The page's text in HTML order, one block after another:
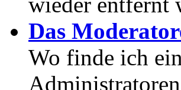
Das
Wo finde ich